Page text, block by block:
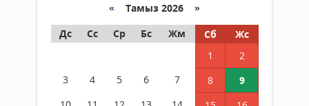
« Тамыз 2026 »
Дс
Сс Ср Бс Жм Сб
Жс
1
2
3
4 5 6 7 8
9